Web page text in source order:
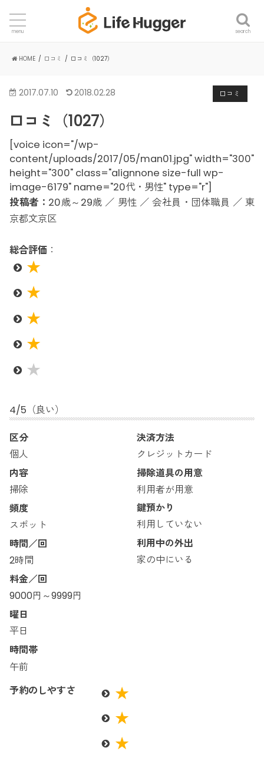
search
menu
HOME 口コミ 口コミ（1027）
口コミ
2017.07.10 2018.02.28
口コミ（1027）
[voice icon="/wp-
content/uploads/2017/05/man01.jpg" width="300"
height="300" class="alignnone size-full wp-
image-6179" name="20代・男性" type="r"]
投稿者： 20歳～29歳 ／ 男性 ／ 会社員・団体職員 ／ 東
京都文京区
総合評価 ：
4/5 （良い）
区分
個人
内容
掃除
頻度
スポット
時間／回
2時間
料金／回
9000円～9999円
曜日
平日
時間帯
午前
決済方法
クレジットカード
掃除道具の用意
利用者が用意
鍵預かり
利用していない
利用中の外出
家の中にいる
予約のしやすさ